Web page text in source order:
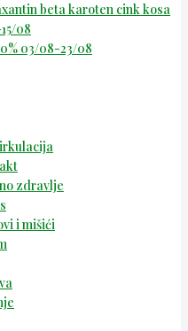
beta karoten cink kosa
08
03/08-23/08
zdravlje
i mišići